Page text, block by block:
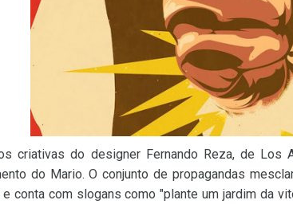
criativas do designer Fernando Reza, de Los
do Mario. O conjunto de propagandas
e conta com slogans como "plante um jardim da